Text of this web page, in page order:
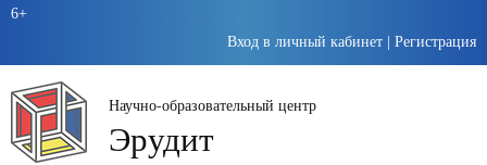
6+
Вход в личный кабинет
Регистрация
Научно-образовательный центр
Эрудит